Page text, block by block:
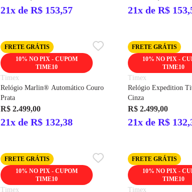
21x de R$ 153,57 21x de R$
FRETE GRÁTIS
10% NO PIX - CUPOM
TIME10
Timex
Relógio Marlin® Automático Couro
Prata
R$ 2.499,00
21x de R$ 132,38
FRETE GRÁTIS
10% NO PIX -
TIME10
Timex
Relógio Expedition
Cinza
R$ 2.499,00
21x de R$
FRETE GRÁTIS
10% NO PIX - CUPOM
TIME10
Timex
FRETE GRÁTIS
10% NO PIX -
TIME10
Timex